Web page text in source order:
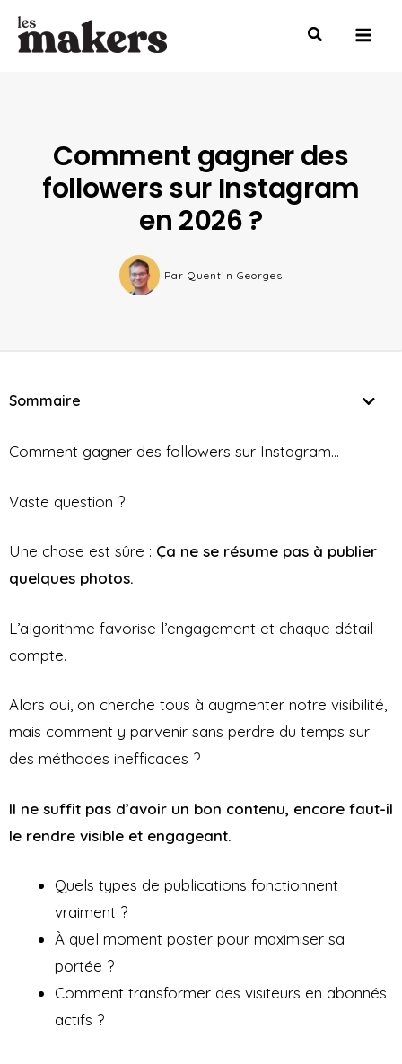
Aller
Comment gagner des
followers sur Instagram
en 2026 ?
Par Quentin Georges
Sommaire
Comment gagner des followers sur Instagram…
Vaste question ?
Une chose est sûre : Ça ne se résume pas à publier
quelques photos.
L’algorithme favorise l’engagement et chaque détail
compte.
Alors oui, on cherche tous à augmenter notre visibilité,
mais comment y parvenir sans perdre du temps sur
des méthodes inefficaces ?
Il ne suffit pas d’avoir un bon contenu, encore faut-il
le rendre visible et engageant.
Quels types de publications fonctionnent
vraiment ?
À quel moment poster pour maximiser sa
portée ?
Comment transformer des visiteurs en abonnés
actifs ?